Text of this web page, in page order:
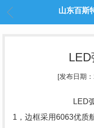
山东百斯
[发布日期
LED
1，边框采用6063优质